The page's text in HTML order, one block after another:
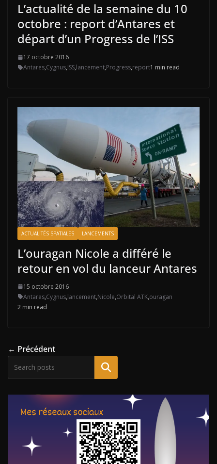
L’actualité de la semaine du 10
octobre : report d’Antares et
départ d’un Progress de l’ISS
17 octobre 2016
Antares,Cygnus,ISS,lancement,Progress,report1 min read
ACTUALITÉS SPATIALES LANCEMENTS
L’ouragan Nicole a différé le
retour en vol du lanceur Antares
15 octobre 2016
Antares,Cygnus,lancement,Nicole,Orbital ATK,ouragan
2 min read
← Précédent